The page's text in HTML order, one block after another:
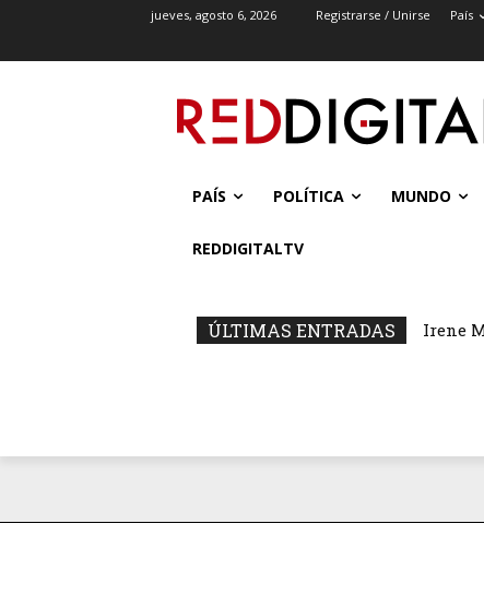
jueves, agosto 6, 2026 Registrarse / Unirse País
PAÍS POLÍTICA MUNDO
REDDIGITALTV
ÚLTIMAS ENTRADAS Irene